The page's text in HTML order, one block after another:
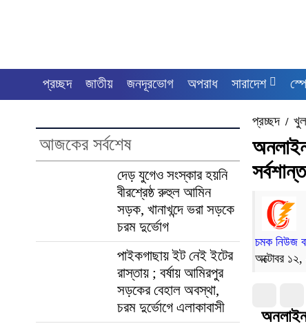
প্রচ্ছদ জাতীয় জনদূরভোগ অপরাধ সারাদেশ
আজকের সর্বশেষ
দেড় যুগেও সংস্কার হয়নি
বীরশ্রেষ্ঠ রুহুল আমিন
সড়ক, খানাখন্দে ভরা সড়কে
চরম দুর্ভোগ
পাইকগাছায় ইট নেই ইটের
রাস্তায় ; বর্ষায় আমিরপুর
সড়কের বেহাল অবস্থা,
চরম দুর্ভোগে এলাকাবাসী
প্রচ্ছদ/
চমক নিউজ
অক্টোবর
অনলাইন